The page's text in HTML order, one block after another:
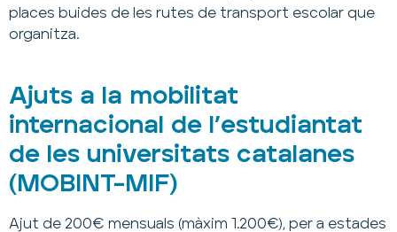
places buides de les rutes de transport escolar que
organitza.
Ajuts a la mobilitat
internacional de l’estudiantat
de les universitats catalanes
(MOBINT–MIF)
Ajut de 200€ mensuals (màxim 1.200€), per a estades